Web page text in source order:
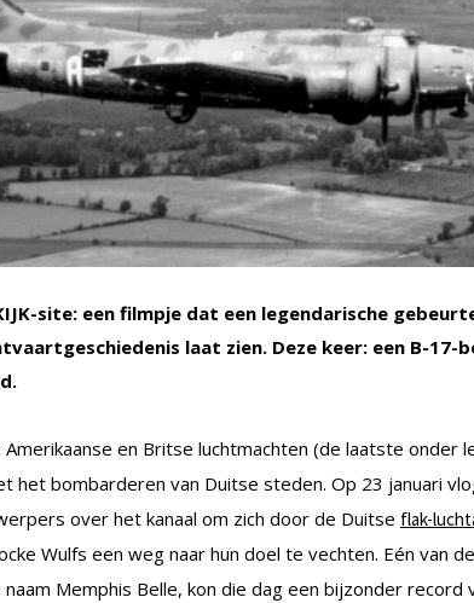
site: een filmpje dat een legendarische
laat zien. Deze keer: een B-
en Britse luchtmachten (de laatste onder
het bombarderen van Duitse steden. Op 23 januari
over het kanaal om zich door de Duitse flak-
Wulfs een weg naar hun doel te vechten. Eén van
Memphis Belle, kon die dag een bijzonder record